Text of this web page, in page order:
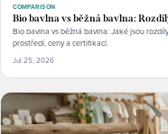
COMPARISON
Bio bavlna vs běžná bavlna:
Bio bavlna vs běžná bavlna: Jaké jsou
prostředí, ceny a certifikací.
Jul 25, 2026